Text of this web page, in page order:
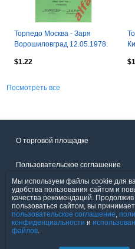
Торпедо Москва - Заря
Ворошиловград 12.05.1978.
$1.22
Посмотреть все
О торговой площадке
Пользовательское соглашение
Политика конфиденциальности
Продавцы
Мы используем файлы cookie для
удобства пользования сайтом и
качества рекомендаций. Продолжив
пользоваться сайтом, вы
пользовательское соглашение,
конфиденциальности и
файлов.